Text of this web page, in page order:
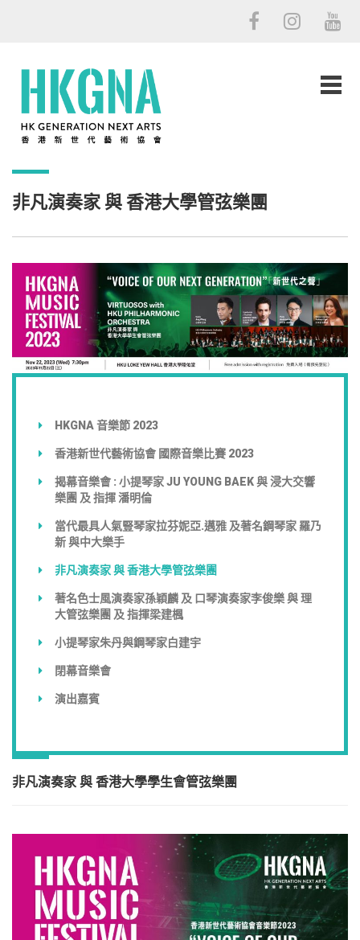
非凡演奏家 與 香港大學管弦樂團
HKGNA 音樂節 2023
香港新世代藝術協會 國際音樂比賽 2023
揭幕音樂會 : 小提琴家 JU YOUNG BAEK 與 浸大交響
樂團 及 指揮 潘明倫
當代最具人氣豎琴家拉芬妮亞.邁雅 及著名鋼琴家 羅乃
新 與中大樂手
非凡演奏家 與 香港大學管弦樂團
著名色士風演奏家孫穎麟 及 口琴演奏家李俊樂 與 理
大管弦樂團 及 指揮梁建楓
小提琴家朱丹與鋼琴家白建宇
閉幕音樂會
演出嘉賓
非凡演奏家 與 香港大學學生會管弦樂團